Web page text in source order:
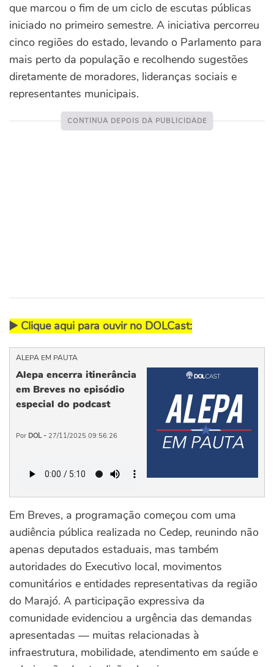
que marcou o fim de um ciclo de escutas públicas
iniciado no primeiro semestre. A iniciativa percorreu
cinco regiões do estado, levando o Parlamento para
mais perto da população e recolhendo sugestões
diretamente de moradores, lideranças sociais e
representantes municipais.
▶️ Clique aqui para ouvir no DOLCast:
ALEPA EM PAUTA
Alepa encerra itinerância
em Breves no episódio
especial do podcast
Por DOL - 27/11/2025 09:56:26
Em Breves, a programação começou com uma
audiência pública realizada no Cedep, reunindo não
apenas deputados estaduais, mas também
autoridades do Executivo local, movimentos
comunitários e entidades representativas da região
do Marajó. A participação expressiva da
comunidade evidenciou a urgência das demandas
apresentadas — muitas relacionadas à
infraestrutura, mobilidade, atendimento em saúde e